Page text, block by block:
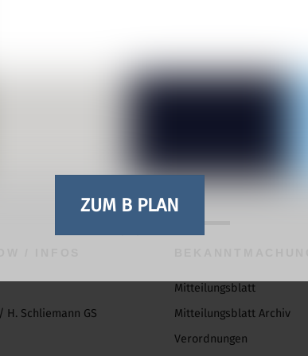
ZUM B PLAN
NICHT im Auftrag der Stadt.
eine entsprechende Legitimation durch diese
H. Schliemann GS
Mitteilungsblatt
Mitteilungsblatt Archiv
Verordnungen